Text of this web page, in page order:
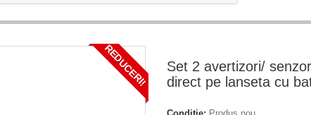
REDUCERI!
Set 2 avertizori/
direct pe lanseta cu